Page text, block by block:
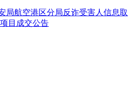
局航空港区分局反诈受害人信息取
目成交公告